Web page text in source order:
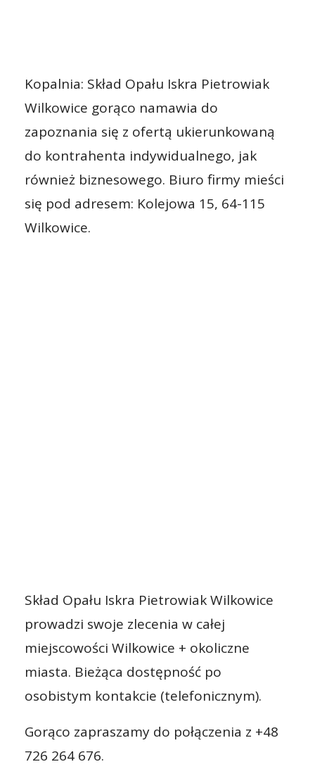
Kopalnia: Skład Opału Iskra Pietrowiak
Wilkowice gorąco namawia do
zapoznania się z ofertą ukierunkowaną
do kontrahenta indywidualnego, jak
również biznesowego. Biuro firmy mieści
się pod adresem: Kolejowa 15, 64-115
Wilkowice.
Skład Opału Iskra Pietrowiak Wilkowice
prowadzi swoje zlecenia w całej
miejscowości Wilkowice + okoliczne
miasta. Bieżąca dostępność po
osobistym kontakcie (telefonicznym).
Gorąco zapraszamy do połączenia z +48
726 264 676.